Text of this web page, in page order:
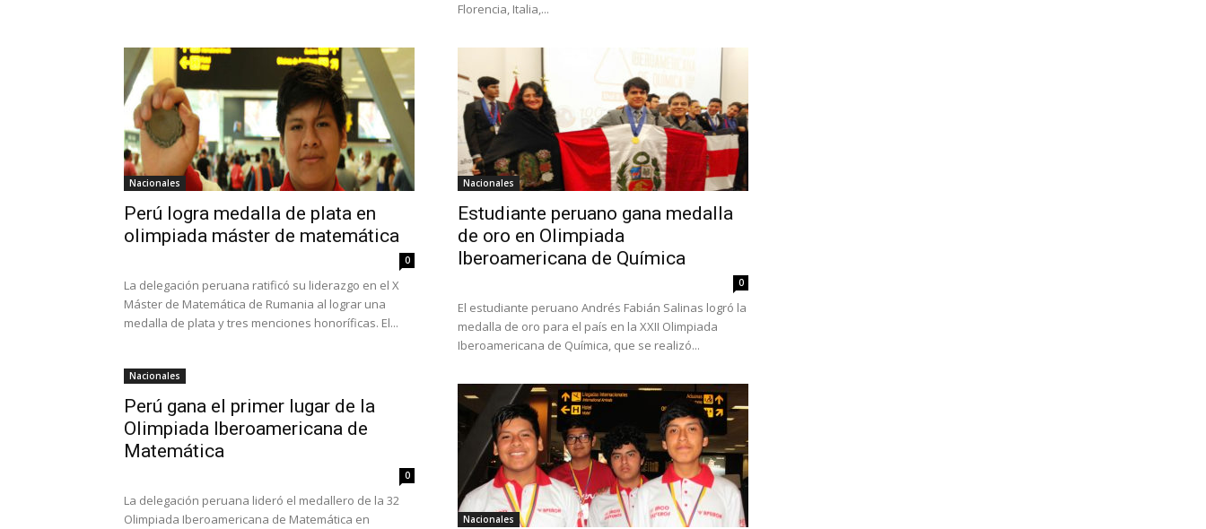
Florencia, Italia,...
Nacionales
Perú logra medalla de plata en
olimpiada máster de matemática
0
La delegación peruana ratificó su liderazgo en el X
Máster de Matemática de Rumania al lograr una
medalla de plata y tres menciones honoríficas. El...
Nacionales
Estudiante peruano gana medalla
de oro en Olimpiada
Iberoamericana de Química
0
El estudiante peruano Andrés Fabián Salinas logró la
medalla de oro para el país en la XXII Olimpiada
Iberoamericana de Química, que se realizó...
Nacionales
Perú gana el primer lugar de la
Olimpiada Iberoamericana de
Matemática
0
La delegación peruana lideró el medallero de la 32
Olimpiada Iberoamericana de Matemática en
Nacionales